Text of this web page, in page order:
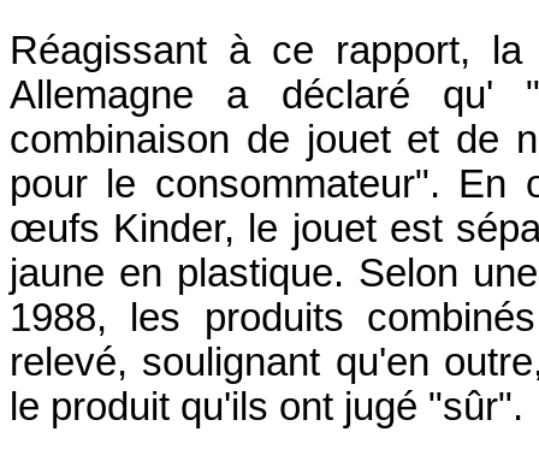
Réagissant à ce rapport,
Allemagne a déclaré
combinaison de jouet et de
pour le consommateur". En
œufs Kinder, le jouet est
jaune en plastique. Selon
1988, les produits
relevé, soulignant qu'en
le produit qu'ils ont jugé "sûr".